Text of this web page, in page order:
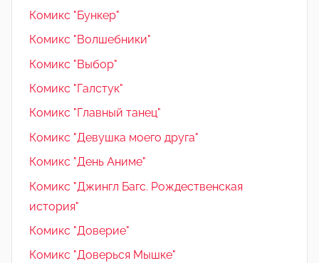
Комикс "Бункер"
Комикс "Волшебники"
Комикс "Выбор"
Комикс "Галстук"
Комикс "Главный танец"
Комикс "Девушка моего друга"
Комикс "День Аниме"
Комикс "Джингл Багс. Рождественская
история"
Комикс "Доверие"
Комикс "Доверься Мышке"